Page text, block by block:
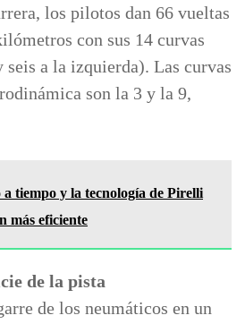
los pilotos dan 66 vueltas
con sus 14 curvas
seis a la izquierda). Las curvas
son la 3 y la 9,
a tiempo y la tecnología de Pirelli
más eficiente
de la pista
de los neumáticos en un